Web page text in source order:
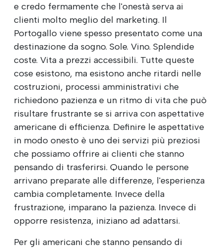
e credo fermamente che l'onestà serva ai
clienti molto meglio del marketing. Il
Portogallo viene spesso presentato come una
destinazione da sogno. Sole. Vino. Splendide
coste. Vita a prezzi accessibili. Tutte queste
cose esistono, ma esistono anche ritardi nelle
costruzioni, processi amministrativi che
richiedono pazienza e un ritmo di vita che può
risultare frustrante se si arriva con aspettative
americane di efficienza. Definire le aspettative
in modo onesto è uno dei servizi più preziosi
che possiamo offrire ai clienti che stanno
pensando di trasferirsi. Quando le persone
arrivano preparate alle differenze, l'esperienza
cambia completamente. Invece della
frustrazione, imparano la pazienza. Invece di
opporre resistenza, iniziano ad adattarsi.
Per gli americani che stanno pensando di